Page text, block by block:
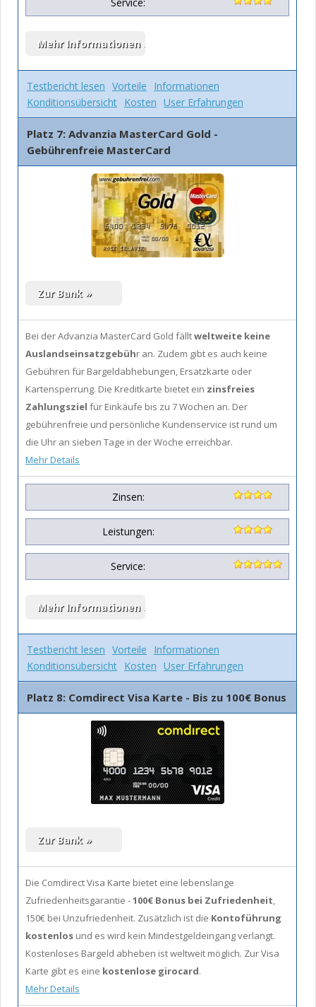
Testbericht lesen Vorteile
Informationen
Konditionsübersicht Kosten User Erfahrungen
Platz 7: Advanzia MasterCard Gold -
Gebührenfreie MasterCard
Bei der Advanzia MasterCard Gold fälltweltweite keine
Auslandseinsatzgebühr an. Zudem gibt es auch keine
Gebühren für Bargeldabhebungen, Ersatzkarte oder
Kartensperrung. Die Kreditkarte bietet ein zinsfreies
Zahlungsziel für Einkäufe bis zu 7 Wochen an. Der
gebührenfreie und persönliche Kundenservice ist rund um
die Uhr an sieben Tage in der Woche erreichbar.
Mehr Details
Zinsen:
Leistungen:
Service:
Testbericht lesen Vorteile
Informationen
Konditionsübersicht Kosten User Erfahrungen
Platz 8: Comdirect Visa Karte - Bis zu 100€ Bonus
Die Comdirect Visa Karte bietet eine lebenslange
Zufriedenheitsgarantie -100€ Bonus bei Zufriedenheit,
150€ bei Unzufriedenheit. Zusätzlich ist die Kontoführung
kostenlos und es wird kein Mindestgeldeingang verlangt.
Kostenloses Bargeld abheben ist weltweit möglich. Zur Visa
Karte gibt es eine kostenlose girocard.
Mehr Details